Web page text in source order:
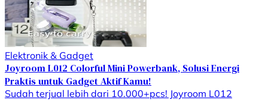
Elektronik & Gadget
Joyroom L012 Colorful Mini Powerbank, Solusi Energi
Praktis untuk Gadget Aktif Kamu!
Sudah terjual lebih dari 10.000+pcs! Joyroom L012